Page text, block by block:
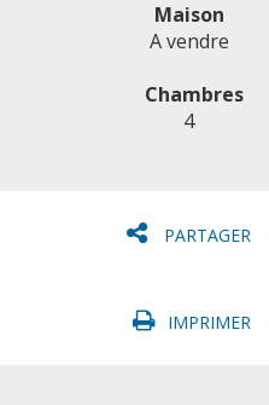
Maison
A vendre
Chambres
4
PARTAGER
IMPRIMER